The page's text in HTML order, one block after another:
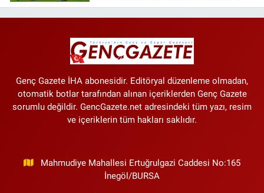
Kanalda?
Genç Gazete İHA abonesidir. Editöryal düzenleme olmadan,
otomatik botlar tarafından alınan içeriklerden Genç Gazete
sorumlu değildir. GencGazete.net adresindeki tüm yazı, resim
ve içeriklerin tüm hakları saklıdır.
Mahmudiye Mahallesi Ertuğrulgazi Caddesi No:165
İnegöl/BURSA